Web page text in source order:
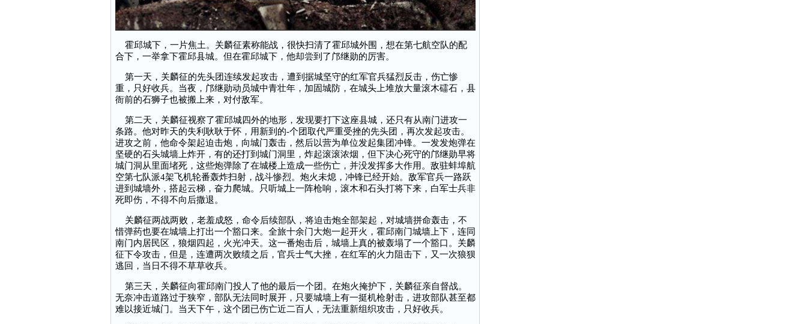
霍邱城下，一片焦土。关麟征素称能战，很快扫清了霍邱城外围，想在第七航空队的配
合下，一举拿下霍邱县城。但在霍邱城下，他却尝到了邝继勋的厉害。
第一天，关麟征的先头团连续发起攻击，遭到据城坚守的红军官兵猛烈反击，伤亡惨
重，只好收兵。当夜，邝继勋动员城中青壮年，加固城防，在城头上堆放大量滚木礌石，县
衙前的石狮子也被搬上来，对付敌军。
第二天，关麟征视察了霍邱城四外的地形，发现要打下这座县城，还只有从南门进攻一
条路。他对昨天的失利耿耿于怀，用新到的-个团取代严重受挫的先头团，再次发起攻击。
进攻之前，他命令架起迫击炮，向城门轰击，然后以营为单位发起集团冲锋。一发发炮弹在
坚硬的石头城墙上炸开，有的还打到城门洞里，炸起滚滚浓烟，但下决心死守的邝继勋早将
城门洞从里面堵死，这些炮弹除了在城楼上造成一些伤亡，并没发挥多大作用。敌驻蚌埠航
空第七队派4架飞机轮番轰炸扫射，战斗惨烈。炮火未熄，冲锋已经开始。敌军官兵一路跃
进到城墙外，搭起云梯，奋力爬城。只听城上一阵枪响，滚木和石头打将下来，白军士兵非
死即伤，不得不向后撒退。
关麟征两战两败，老羞成怒，命令后续部队，将迫击炮全部架起，对城墙拼命轰击，不
惜弹药也要在城墙上打出一个豁口来。全旅十余门大炮一起开火，霍邱南门城墙上下，连同
南门内居民区，狼烟四起，火光冲天。这一番炮击后，城墙上真的被轰塌了一个豁口。关麟
征下令攻击，但是，连遭两次败绩之后，官兵士气大挫，在红军的火力阻击下，又一次狼狈
逃回，当日不得不草草收兵。
第三天，关麟征向霍邱南门投人了他的最后一个团。在炮火掩护下，关麟征亲自督战。
无奈冲击道路过于狭窄，部队无法同时展开，只要城墙上有一挺机枪射击，进攻部队甚至都
难以接近城门。当天下午，这个团已伤亡近二百人，无法重新组织攻击，只好收兵。